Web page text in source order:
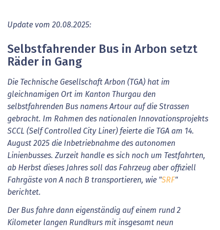
Update vom 20.08.2025:
Selbstfahrender Bus in Arbon setzt
Räder in Gang
Die Technische Gesellschaft Arbon (TGA) hat im
gleichnamigen Ort im Kanton Thurgau den
selbstfahrenden Bus namens Artour auf die Strassen
gebracht. Im Rahmen des nationalen Innovationsprojekts
SCCL (Self Controlled City Liner) feierte die TGA am 14.
August 2025 die Inbetriebnahme des autonomen
Linienbusses. Zurzeit handle es sich noch um Testfahrten,
ab Herbst dieses Jahres soll das Fahrzeug aber offiziell
Fahrgäste von A nach B transportieren, wie "SRF"
berichtet.
Der Bus fahre dann eigenständig auf einem rund 2
Kilometer langen Rundkurs mit insgesamt neun